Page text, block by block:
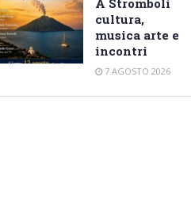
A Stromboli
cultura,
musica arte e
incontri
7 AGOSTO 2026